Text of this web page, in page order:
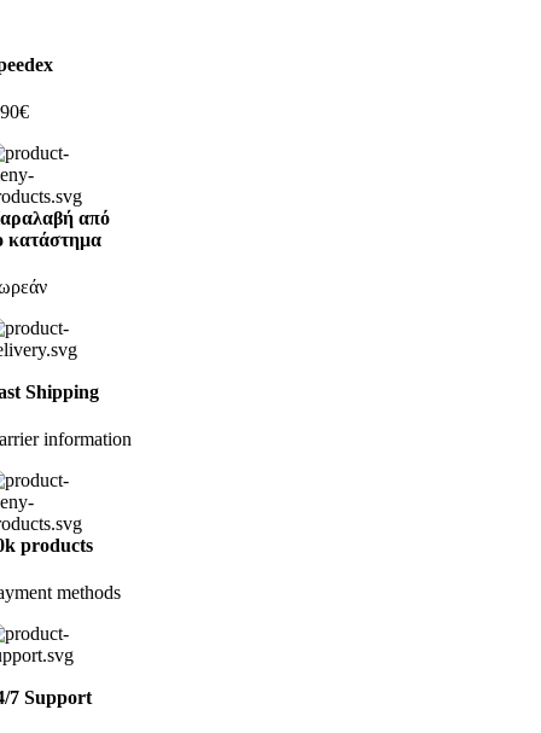
από
κατάστημα
Shipping
information
products
methods
7 Support